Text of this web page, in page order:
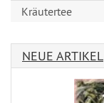
Kräutertee
NEUE ARTIKEL